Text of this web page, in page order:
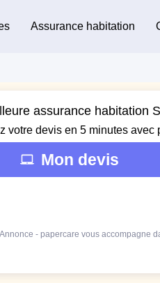
Assurance habitation
assurance habitation
votre devis en 5 minutes avec
Mon devis
Annonce - papercare vous accompagne